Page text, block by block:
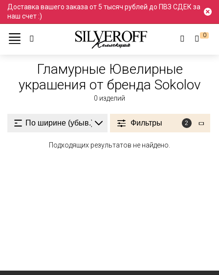
Доставка вашего заказа от 5 тысяч рублей до ПВЗ СДЕК за
наш счет :)
0
Ювелирные украшения
Гламурный стиль
Гламурные Ювелирные
украшения от бренда Sokolov
0 изделий
Фильтры 2
Подходящих результатов не найдено.